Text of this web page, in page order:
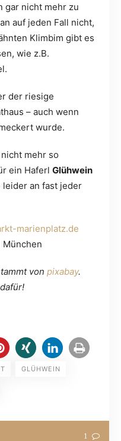
gar nicht mehr zu
auf jeden Fall nicht,
Klimbim gibt es
wie z.B.
der riesige
– auch wenn
wurde.
mehr so
ein Haferl Glühwein
an fast jeder
marienplatz.de
München
von pixabay.
GLÜHWEIN
1